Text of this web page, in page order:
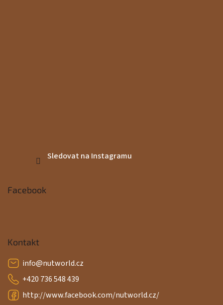
Sledovat na Instagramu
Facebook
Kontakt
info@nutworld.cz
+420 736 548 439
http://www.facebook.com/nutworld.cz/